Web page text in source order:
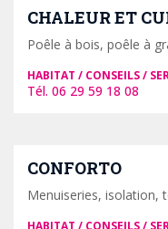
CHALEUR ET
Poêle à bois, poêle à
HABITAT / CONSEILS /
06 29 59 18 08
CONFORTO
Menuiseries, isolation,
HABITAT / CONSEILS /